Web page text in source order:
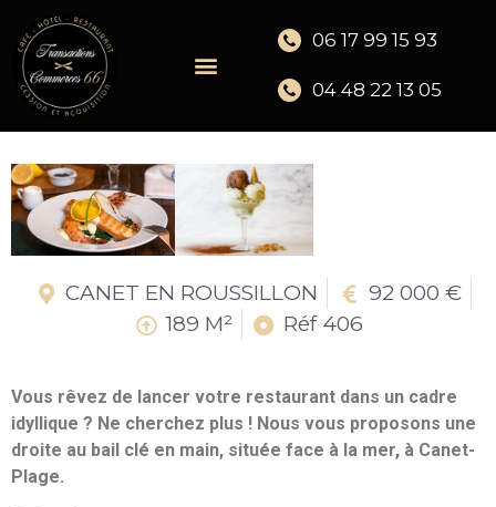
06 17 99 15 93
04 48 22 13 05
CANET EN ROUSSILLON
92 000 €
189 M²
Réf 406
Vous rêvez de lancer votre restaurant dans un cadre
idyllique ? Ne cherchez plus ! Nous vous proposons une
droite au bail clé en main, située face à la mer, à Canet-
Plage.